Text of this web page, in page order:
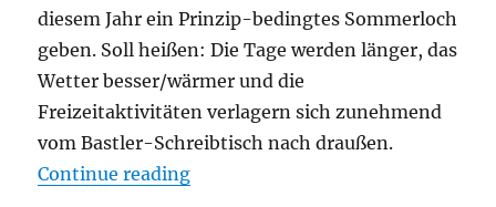
diesem Jahr ein Prinzip-bedingtes Sommerloch
geben. Soll heißen: Die Tage werden länger, das
Wetter besser/wärmer und die
Freizeitaktivitäten verlagern sich zunehmend
vom Bastler-Schreibtisch nach draußen.
Continue reading“Sommerloch 2017”